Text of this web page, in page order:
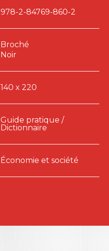
978-2-84769-860-2
Broché
Noir
140 x 220
Guide pratique /
Dictionnaire
Économie et société